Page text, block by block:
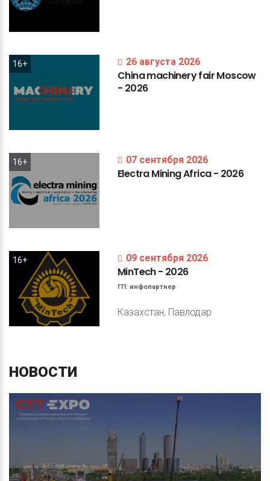
16+ 26 августа 2026
ChinamachineryfairMoscow
- 2026
16+ 07 сентября 2026
ElectraMiningAfrica- 2026
16+ 09 сентября 2026
MinTech- 2026
ГП: инфопартнер
Казахстан, Павлодар
НОВОСТИ